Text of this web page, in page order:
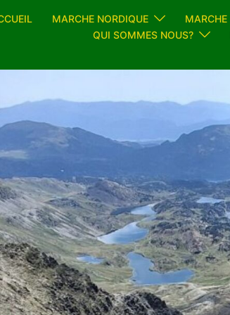
MARCHE NORDIQUE MARCHE
QUI SOMMES NOUS?